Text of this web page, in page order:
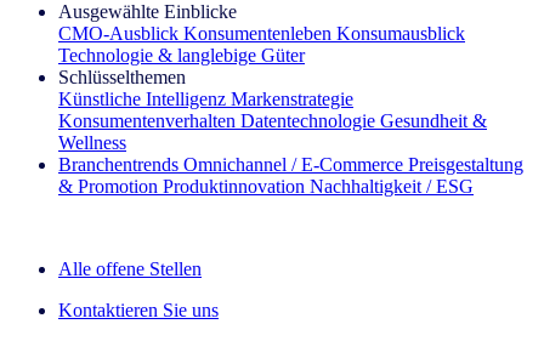
Ausgewählte Einblicke
CMO‑Ausblick Konsumentenleben Konsumausblick
Technologie & langlebige Güter
Schlüsselthemen
Künstliche Intelligenz Markenstrategie
Konsumentenverhalten Datentechnologie Gesundheit &
Wellness
Branchentrends Omnichannel / E‑Commerce Preisgestaltung
& Promotion Produktinnovation Nachhaltigkeit / ESG
Alle offene Stellen
Kontaktieren Sie uns